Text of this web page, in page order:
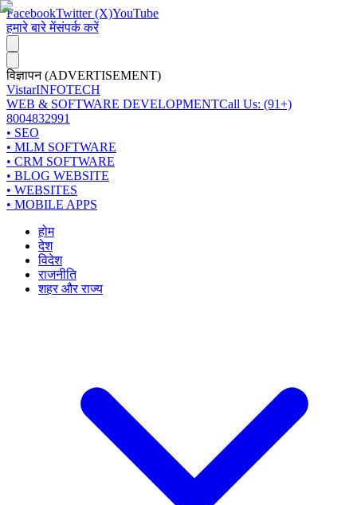
FacebookTwitter (X)YouTube
हमारे बारे मेंसंपर्क करें
विज्ञापन (ADVERTISEMENT)
VistarINFOTECH
WEB & SOFTWARE DEVELOPMENTCall Us: (91+)
8004832991
• SEO
• MLM SOFTWARE
• CRM SOFTWARE
• BLOG WEBSITE
• WEBSITES
• MOBILE APPS
होम
देश
विदेश
राजनीति
शहर और राज्य